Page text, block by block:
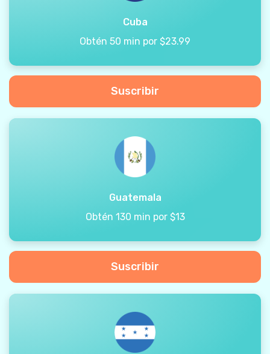
Cuba
Obtén 50 min por $23.99
Suscribir
Guatemala
Obtén 130 min por $13
Suscribir